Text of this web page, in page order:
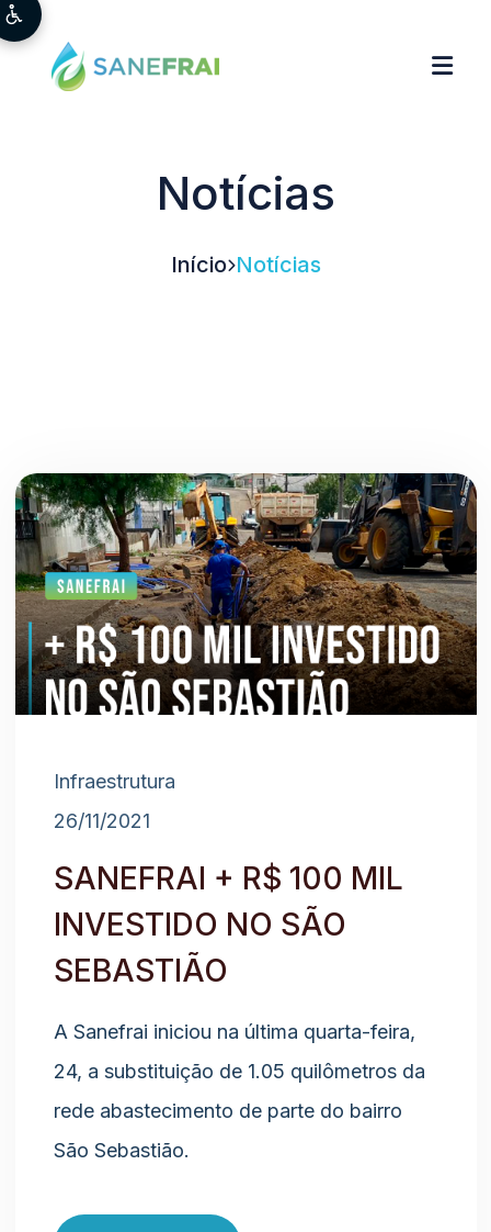
Notícias
Início Notícias
Infraestrutura
26/11/2021
SANEFRAI + R$ 100 MIL
INVESTIDO NO SÃO
SEBASTIÃO
A Sanefrai iniciou na última quarta-feira,
24, a substituição de 1.05 quilômetros da
rede abastecimento de parte do bairro
São Sebastião.